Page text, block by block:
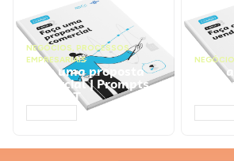
NEGÓCIOS, PROCESSOS
EMPRESARIAIS
Faça uma proposta
comercial | Prompts
ChatGPT
Faça